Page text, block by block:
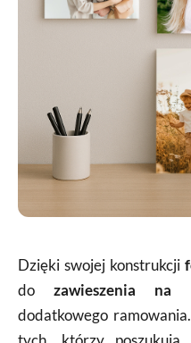
Dzięki swojej konstrukcji
dozawieszenia na
dodatkowego